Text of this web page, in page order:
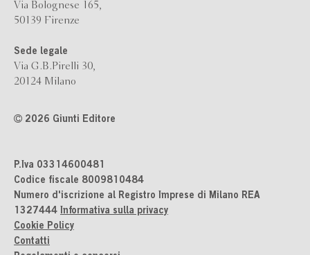
Via Bolognese 165,
50139 Firenze
Sede legale
Via G.B.Pirelli 30,
20124 Milano
2026 Giunti Editore
P.Iva 03314600481
Codice fiscale 8009810484
Numero d'iscrizione al Registro Imprese di Milano REA
1327444 Informativa sulla privacy
Cookie Policy
Contatti